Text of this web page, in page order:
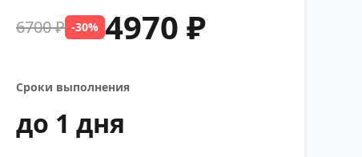
6700 ₽ -30% 4970 ₽
Сроки выполнения
до 1 дня